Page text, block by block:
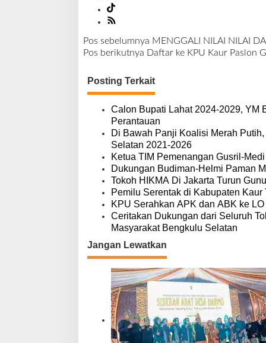
N
v
g
Pos sebelumnya MENGGALI NILAI NILAI
Pos berikutnya Daftar ke KPU Kaur Paslon
Posting Terkait
Calon Bupati Lahat 2024-2029, YM
Perantauan
Di Bawah Panji Koalisi Merah
Selatan 2021-2026
Ketua TIM Pemenangan Gusril-
Dukungan Budiman-Helmi Paman
Tokoh HIKMA Di Jakarta Turun
Pemilu Serentak di Kabupaten
KPU Serahkan APK dan ABK ke
Ceritakan Dukungan dari Seluruh
Masyarakat Bengkulu Selatan
Jangan Lewatkan